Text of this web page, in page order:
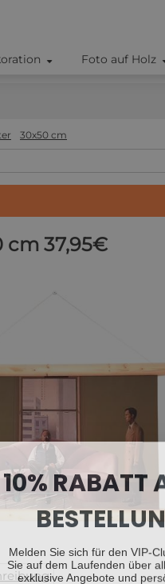
Foto auf Holz
30x50 cm
cm 37,95€
10% RABATT
Melden Sie sich für den VIP-
Sie auf dem Laufenden über
exklusive Angebote und